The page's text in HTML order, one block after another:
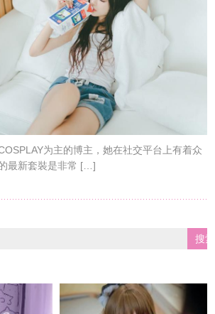
为主的博主，她在社交平台上有着众
最新套裝是非常 […]